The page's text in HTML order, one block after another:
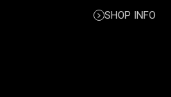
SHOP INFO